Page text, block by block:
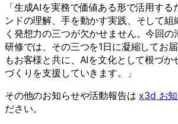
「生成AIを実務で価値ある形で活用する
ンドの理解、手を動かす実践、そして組
く発想力の三つが欠かせません。今回の
研修では、その三つを1日に凝縮してお
もお客様と共に、AIを文化として根づか
づくりを支援していきます。」
その他のお知らせや活動報告は x3d お
ださい。